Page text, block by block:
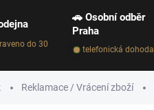
🚗 Osobní odběr
Praha
do 30
telefonická dohoda
Reklamace / Vrácení zboží